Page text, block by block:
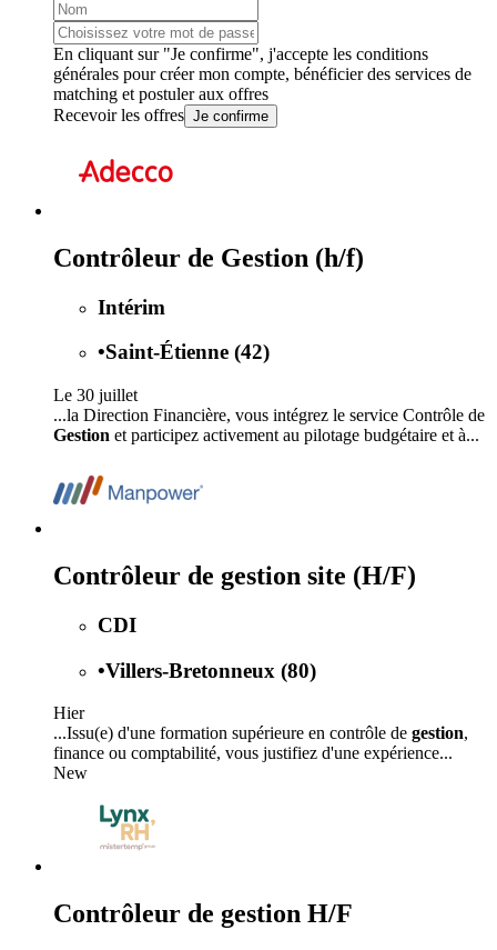
En cliquant sur "Je confirme", j'accepte les conditions
générales pour créer mon compte, bénéficier des services de
matching et postuler aux offres
Recevoir les offres Je confirme
Contrôleur de Gestion (h/f)
Intérim
•Saint-Étienne (42)
Le 30 juillet
...la Direction Financière, vous intégrez le service Contrôle de
Gestion et participez activement au pilotage budgétaire et à...
Contrôleur de gestion site (H/F)
CDI
•Villers-Bretonneux (80)
Hier
...Issu(e) d'une formation supérieure en contrôle de gestion,
finance ou comptabilité, vous justifiez d'une expérience...
New
Contrôleur de gestion H/F